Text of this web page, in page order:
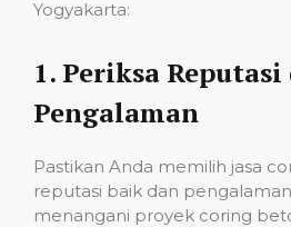
Yogyakarta:
1. Periksa Reputasi
Pengalaman
Pastikan Anda memilih jasa
reputasi baik dan
menangani proyek coring